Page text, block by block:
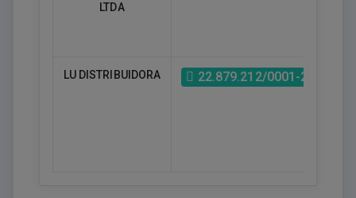
LTDA
LU DISTRIBUIDORA 22.879.212/0001-23